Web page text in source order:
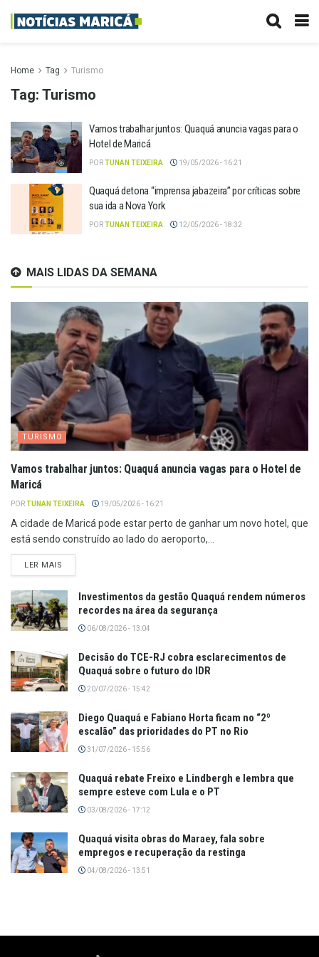
Home Tag Turismo
Tag: Turismo
Vamos trabalhar juntos: Quaquá anuncia vagas para o
Hotel de Maricá
PORTUNAN TEIXEIRA 19/05/2026 - 16:21
Quaquá detona “imprensa jabazeira” por críticas sobre
sua ida a Nova York
PORTUNAN TEIXEIRA 12/05/2026 - 18:32
MAIS LIDAS DA SEMANA
TURISMO
Vamos trabalhar juntos: Quaquá anuncia vagas para o Hotel de
Maricá
PORTUNAN TEIXEIRA 19/05/2026 - 16:21
A cidade de Maricá pode estar perto de ganhar um novo hotel, que
está sendo construído ao lado do aeroporto,...
LER MAIS
Investimentos da gestão Quaquá rendem números
recordes na área da segurança
06/08/2026 - 13:04
Decisão do TCE-RJ cobra esclarecimentos de
Quaquá sobre o futuro do IDR
20/07/2026 - 15:42
Diego Quaquá e Fabiano Horta ficam no “2º
escalão” das prioridades do PT no Rio
31/07/2026 - 15:56
Quaquá rebate Freixo e Lindbergh e lembra que
sempre esteve com Lula e o PT
03/08/2026 - 17:12
Quaquá visita obras do Maraey, fala sobre
empregos e recuperação da restinga
04/08/2026 - 13:51